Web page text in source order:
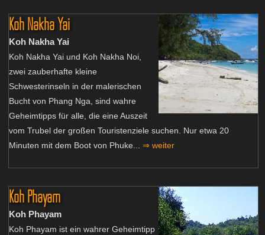
Koh Nakha Yai
Koh Nakha Yai
Koh Nakha Yai und Koh Nakha Noi,
zwei zauberhafte kleine
Schwesterinseln in der malerischen
Bucht von Phang Nga, sind wahre
Geheimtipps für alle, die eine Auszeit
vom Trubel der großen Touristenziele suchen. Nur etwa 20
Minuten mit dem Boot von Phuke... ⇒ weiter
Koh Phayam
Koh Phayam
Koh Phayam ist ein wahrer Geheimtipp